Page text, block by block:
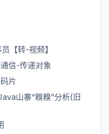
【转-视频】
信-传递对象
片
山寨“糗糗”分析(旧